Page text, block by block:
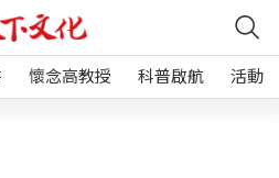
懷念高教授 科普啟航 活動